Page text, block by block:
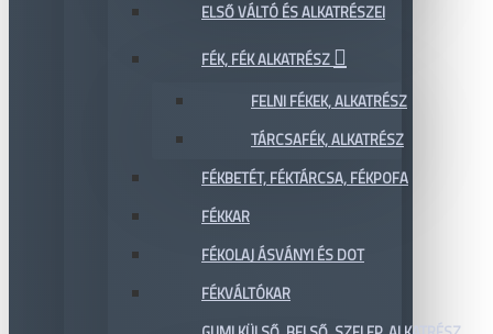
ELSŐ VÁLTÓ ÉS ALKATRÉSZEI
FÉK, FÉK ALKATRÉSZ
FELNI FÉKEK, ALKATRÉSZ
TÁRCSAFÉK, ALKATRÉSZ
FÉKBETÉT, FÉKTÁRCSA, FÉKPOFA
FÉKKAR
FÉKOLAJ ÁSVÁNYI ÉS DOT
FÉKVÁLTÓKAR